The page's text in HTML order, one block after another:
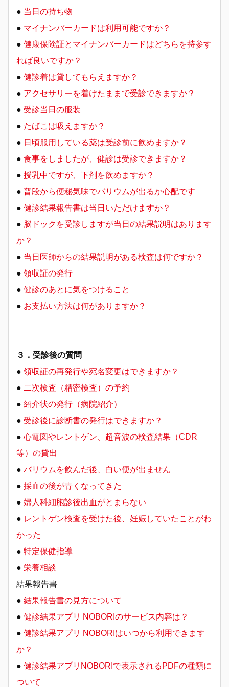
● 当日の持ち物
● マイナンバーカードは利用可能ですか？
● 健康保険証とマイナンバーカードはどちらを持参す
れば良いですか？
● 健診着は貸してもらえますか？
● アクセサリーを着けたままで受診できますか？
● 受診当日の服装
● たばこは吸えますか？
● 日頃服用している薬は受診前に飲めますか？
● 食事をしましたが、健診は受診できますか？
● 授乳中ですが、下剤を飲めますか？
● 普段から便秘気味でバリウムが出るか心配です
● 健診結果報告書は当日いただけますか？
● 脳ドックを受診しますが当日の結果説明はあります
か？
● 当日医師からの結果説明がある検査は何ですか？
● 領収証の発行
● 健診のあとに気をつけること
● お支払い方法は何がありますか？
３．受診後の質問
● 領収証の再発行や宛名変更はできますか？
● 二次検査（精密検査）の予約
● 紹介状の発行（病院紹介）
● 受診後に診断書の発行はできますか？
● 心電図やレントゲン、超音波の検査結果（CDR
等）の貸出
● バリウムを飲んだ後、白い便が出ません
● 採血の後が青くなってきた
● 婦人科細胞診後出血がとまらない
● レントゲン検査を受けた後、妊娠していたことがわ
かった
● 特定保健指導
● 栄養相談
結果報告書
● 結果報告書の見方について
● 健診結果アプリ NOBORIのサービス内容は？
● 健診結果アプリ NOBORIはいつから利用できます
か？
● 健診結果アプリNOBORIで表示されるPDFの種類に
ついて